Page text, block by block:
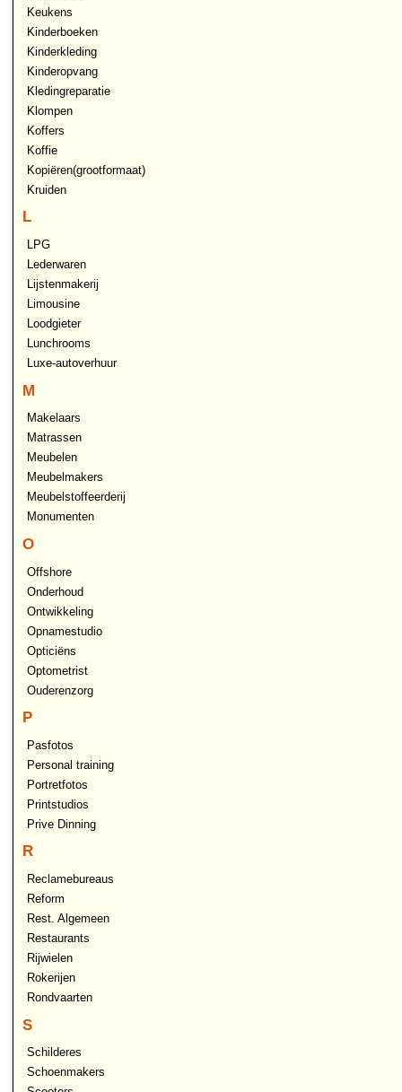
Keukens
Kinderboeken
Kinderkleding
Kinderopvang
Kledingreparatie
Klompen
Koffers
Koffie
Kopiëren(grootformaat)
Kruiden
L
LPG
Lederwaren
Lijstenmakerij
Limousine
Loodgieter
Lunchrooms
Luxe-autoverhuur
M
Makelaars
Matrassen
Meubelen
Meubelmakers
Meubelstoffeerderij
Monumenten
O
Offshore
Onderhoud
Ontwikkeling
Opnamestudio
Opticiëns
Optometrist
Ouderenzorg
P
Pasfotos
Personal training
Portretfotos
Printstudios
Prive Dinning
R
Reclamebureaus
Reform
Rest. Algemeen
Restaurants
Rijwielen
Rokerijen
Rondvaarten
S
Schilderes
Schoenmakers